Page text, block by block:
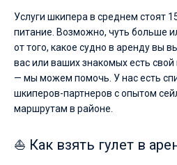
Услуги шкипера в среднем стоят
питание. Возможно, чуть больше
от того, какое судно в аренду вы
вас или ваших знакомых есть
— мы можем помочь. У нас есть
шкиперов-партнеров с опытом
маршрутам в районе.
⛵ Как взять гулет в